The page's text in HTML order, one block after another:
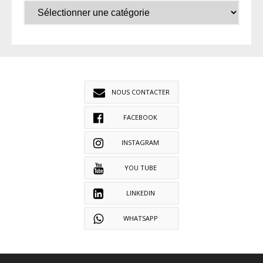
NOUS CONTACTER
FACEBOOK
INSTAGRAM
YOU TUBE
LINKEDIN
WHATSAPP